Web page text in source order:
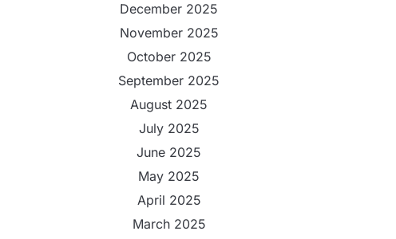
December 2025
November 2025
October 2025
September 2025
August 2025
July 2025
June 2025
May 2025
April 2025
March 2025